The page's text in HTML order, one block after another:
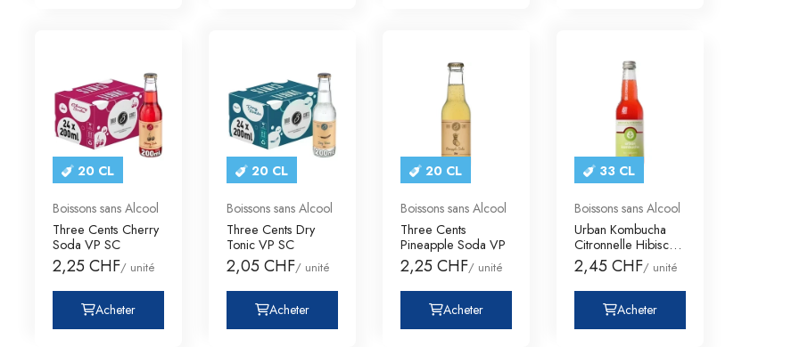
20 CL
Boissons sans Alcool
Three Cents Cherry
Soda VP SC
2,25 CHF/ unité
Acheter
20 CL
Boissons sans Alcool
Three Cents Dry
Tonic VP SC
2,05 CHF/ unité
Acheter
20 CL
Boissons sans Alcool
Three Cents
Pineapple Soda VP
2,25 CHF/ unité
Acheter
33 CL
Boissons sans Alcool
Urban Kombucha
Citronnelle Hibiscus
Bio VP
2,45 CHF/ unité
Acheter